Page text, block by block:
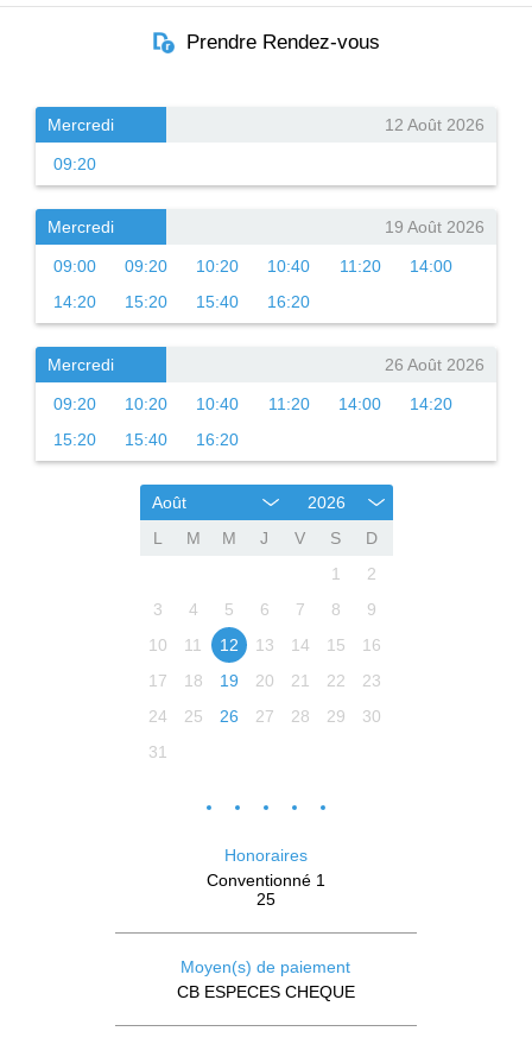
Prendre Rendez-vous
Mercredi 12 Août 2026
09:20
Mercredi 19 Août 2026
09:00 09:20 10:20 10:40 11:20
14:00
14:20
15:20 15:40 16:20
Mercredi 26 Août 2026
09:20 10:20 10:40 11:20 14:00
14:20
15:20
15:40 16:20
Août
2026
L
M M J V S
D
1
2
3
4 5 6 7 8
9
10
11 12 13 14 15
16
17
18 19 20 21 22
23
24
25 26 27 28 29
30
31
Honoraires
Conventionné 1
25
Moyen(s) de paiement
CB ESPECES CHEQUE